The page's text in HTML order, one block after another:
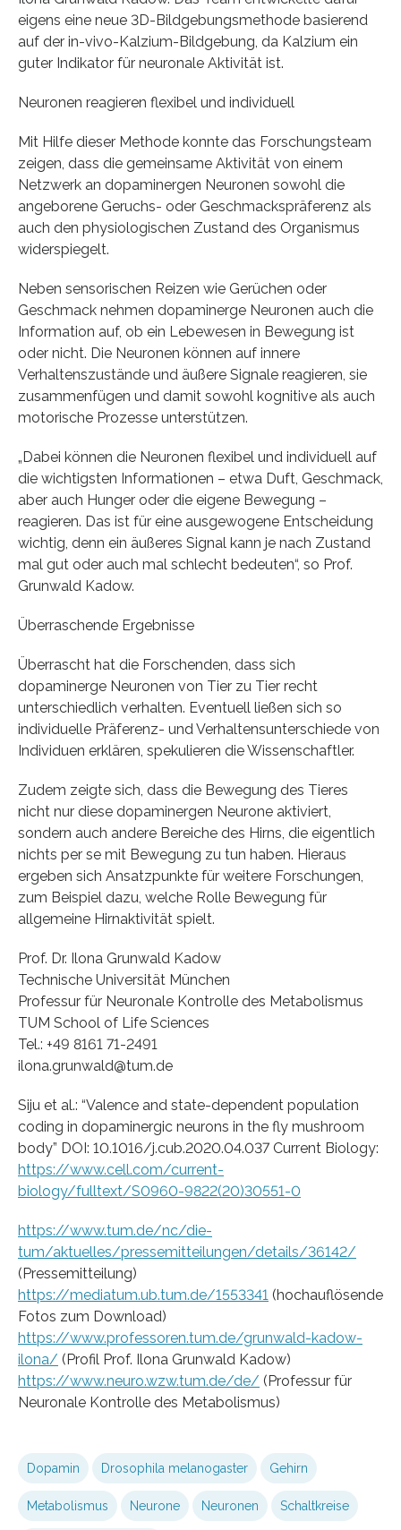
eigens eine neue 3D-Bildgebungsmethode basierend
auf der in-vivo-Kalzium-Bildgebung, da Kalzium ein
guter Indikator für neuronale Aktivität ist.
Neuronen reagieren flexibel und individuell
Mit Hilfe dieser Methode konnte das Forschungsteam
zeigen, dass die gemeinsame Aktivität von einem
Netzwerk an dopaminergen Neuronen sowohl die
angeborene Geruchs- oder Geschmackspräferenz als
auch den physiologischen Zustand des Organismus
widerspiegelt.
Neben sensorischen Reizen wie Gerüchen oder
Geschmack nehmen dopaminerge Neuronen auch die
Information auf, ob ein Lebewesen in Bewegung ist
oder nicht. Die Neuronen können auf innere
Verhaltenszustände und äußere Signale reagieren, sie
zusammenfügen und damit sowohl kognitive als auch
motorische Prozesse unterstützen.
„Dabei können die Neuronen flexibel und individuell auf
die wichtigsten Informationen – etwa Duft, Geschmack,
aber auch Hunger oder die eigene Bewegung –
reagieren. Das ist für eine ausgewogene Entscheidung
wichtig, denn ein äußeres Signal kann je nach Zustand
mal gut oder auch mal schlecht bedeuten“, so Prof.
Grunwald Kadow.
Überraschende Ergebnisse
Überrascht hat die Forschenden, dass sich
dopaminerge Neuronen von Tier zu Tier recht
unterschiedlich verhalten. Eventuell ließen sich so
individuelle Präferenz- und Verhaltensunterschiede von
Individuen erklären, spekulieren die Wissenschaftler.
Zudem zeigte sich, dass die Bewegung des Tieres
nicht nur diese dopaminergen Neurone aktiviert,
sondern auch andere Bereiche des Hirns, die eigentlich
nichts per se mit Bewegung zu tun haben. Hieraus
ergeben sich Ansatzpunkte für weitere Forschungen,
zum Beispiel dazu, welche Rolle Bewegung für
allgemeine Hirnaktivität spielt.
Prof. Dr. Ilona Grunwald Kadow
Technische Universität München
Professur für Neuronale Kontrolle des Metabolismus
TUM School of Life Sciences
Tel.: +49 8161 71-2491
ilona.grunwald@tum.de
Siju et al.: “Valence and state-dependent population
coding in dopaminergic neurons in the fly mushroom
body” DOI: 10.1016/j.cub.2020.04.037 Current Biology:
https://www.cell.com/current-
biology/fulltext/S0960-9822(20)30551-0
https://www.tum.de/nc/die-
tum/aktuelles/pressemitteilungen/details/36142/
(Pressemitteilung)
https://mediatum.ub.tum.de/1553341 (hochauflösende
Fotos zum Download)
https://www.professoren.tum.de/grunwald-kadow-
ilona/ (Profil Prof. Ilona Grunwald Kadow)
https://www.neuro.wzw.tum.de/de/ (Professur für
Neuronale Kontrolle des Metabolismus)
Dopamin Drosophila melanogaster Gehirn
Metabolismus Neurone Neuronen Schaltkreise